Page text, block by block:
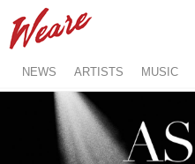
NEWS ARTISTS MUSIC